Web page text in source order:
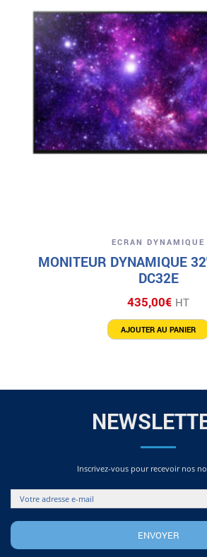
ECRAN DYNAMIQUE
MONITEUR DYNAMIQUE
DC32E
435,00€ HT
AJOUTER AU PANIER
Inscrivez-vous pour recevoir nos